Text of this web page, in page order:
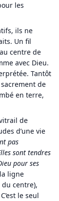
les
ils ne
Un fil
centre de
avec Dieu.
Tantôt
de
en terre,
de
d’une vie
pas
sont tendres
pour ses
ligne
centre),
le seul